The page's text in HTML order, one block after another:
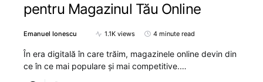
pentru Magazinul Tău Online
Emanuel Ionescu 1.1K views 4 minute read
În era digitală în care trăim, magazinele online devin din
ce în ce mai populare și mai competitive.…